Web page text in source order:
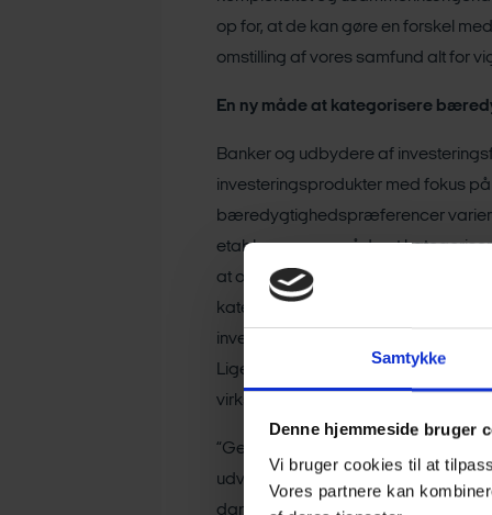
Samtykke
Denne hjemmeside bruger
Vi bruger cookies til at
Vores partnere kan
op for, at de kan gøre en forskel
omstilling af vores samfund alt for
En ny måde at kategorisere
Banker og udbydere af
investeringsprodukter med fokus
bæredygtighedspræferencer
etableres en ny måde at
at overskue de mange muligheder.
kategorisering tydeligt inddeler
investeringsproduktet, og hvordan
Ligesom det er vigtigt, at
virksomheder, der er godt på vej i
“Gennem mange år har vi haft
udvikle et stort udvalg af
danskernes interesse for at